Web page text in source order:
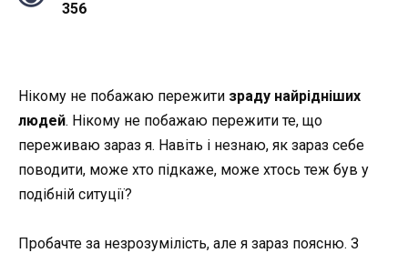
356
Нікому не побажаю пережити зраду найрідніших
людей. Нікому не побажаю пережити те, що
переживаю зараз я. Навіть і незнаю, як зараз себе
поводити, може хто підкаже, може хтось теж був у
подібній ситуції?
Пробачте за незрозумілість, але я зараз поясню. З